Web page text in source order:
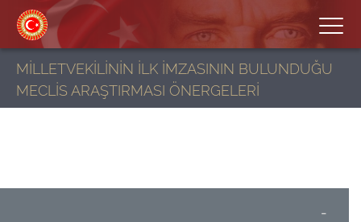
MİLLETVEKİLİNİN İLK İMZASININ BULUNDUĞU
MECLİS ARAŞTIRMASI ÖNERGELERİ
-